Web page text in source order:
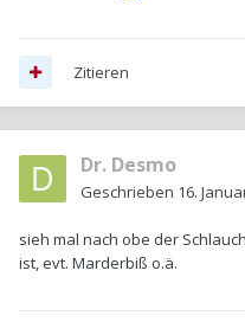
Zitieren
Dr. Desmo
Geschrieben 16.
sieh mal nach obe der
ist, evt. Marderbiß o.ä.